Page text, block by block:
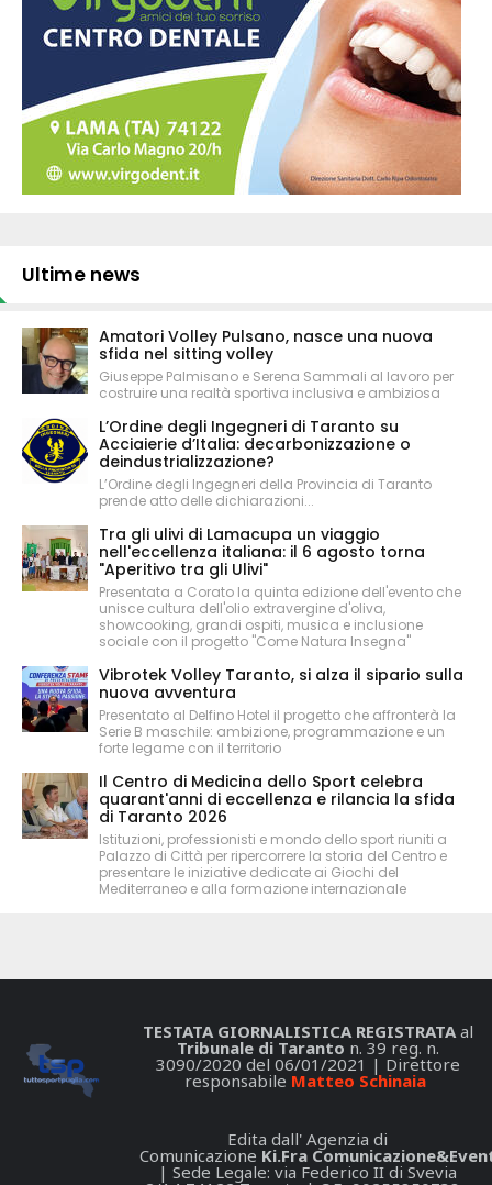
Ultime news
Amatori Volley Pulsano, nasce una nuova
sfida nel sitting volley
Giuseppe Palmisano e Serena Sammali al lavoro per
costruire una realtà sportiva inclusiva e ambiziosa
L’Ordine degli Ingegneri di Taranto su
Acciaierie d’Italia: decarbonizzazione o
deindustrializzazione?
L’Ordine degli Ingegneri della Provincia di Taranto
prende atto delle dichiarazioni...
Tra gli ulivi di Lamacupa un viaggio
nell'eccellenza italiana: il 6 agosto torna
"Aperitivo tra gli Ulivi"
Presentata a Corato la quinta edizione dell'evento che
unisce cultura dell'olio extravergine d'oliva,
showcooking, grandi ospiti, musica e inclusione
sociale con il progetto "Come Natura Insegna"
Vibrotek Volley Taranto, si alza il sipario sulla
nuova avventura
Presentato al Delfino Hotel il progetto che affronterà la
Serie B maschile: ambizione, programmazione e un
forte legame con il territorio
Il Centro di Medicina dello Sport celebra
quarant'anni di eccellenza e rilancia la sfida
di Taranto 2026
Istituzioni, professionisti e mondo dello sport riuniti a
Palazzo di Città per ripercorrere la storia del Centro e
presentare le iniziative dedicate ai Giochi del
Mediterraneo e alla formazione internazionale
TESTATA GIORNALISTICA REGISTRATAal
Tribunale di Taranto n. 39 reg. n.
3090/2020 del 06/01/2021 | Direttore
responsabile Matteo Schinaia
Edita dall' Agenzia di
Comunicazione Ki.Fra
| Sede Legale: via Federico II di Svevia